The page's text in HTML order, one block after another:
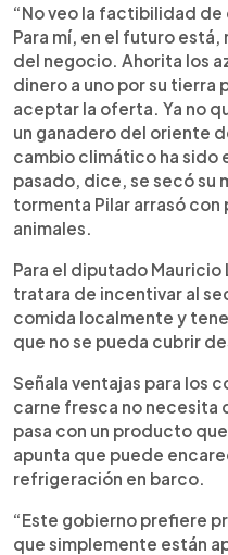
“No veo la factibilidad
Para mí, en el futuro
del negocio. Ahorita los
dinero a uno por su tierra
aceptar la oferta. Ya no
un ganadero del oriente
cambio climático ha sido
pasado, dice, se secó su
tormenta Pilar arrasó con
animales.
Para el diputado Mauricio
tratara de incentivar al
comida localmente y
que no se pueda cubrir
Señala ventajas para los
carne fresca no necesita
pasa con un producto
apunta que puede
refrigeración en barco.
“Este gobierno prefiere
que simplemente están